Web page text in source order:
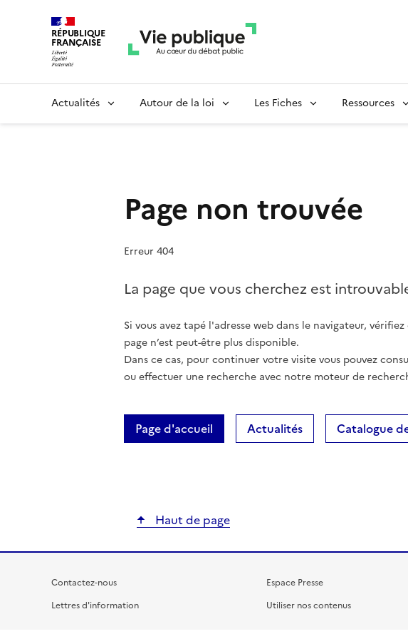
RÉPUBLIQUE
FRANÇAISE
Actualités Autour de la loi Les Fiches Ressources
Page non trouvée
Erreur 404
La page que vous cherchez est
Si vous avez tapé l'adresse web dans le navigateur,
page n’est peut-être plus disponible.
Dans ce cas, pour continuer votre visite vous pouvez
ou effectuer une recherche avec notre moteur de
Page d'accueil Actualités Catalogue
Haut de page
Contactez-nous
Lettres d'information
Espace Presse
Utiliser nos contenus